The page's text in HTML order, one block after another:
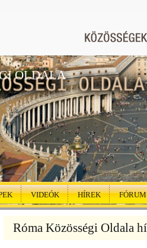
OLDALA
VIDEÓK HÍREK FÓRUM
Róma Közösségi Oldala